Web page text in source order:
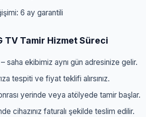
6 ay garantili
TV Tamir Hizmet Süreci
– saha ekibimiz aynı gün adresinize gelir.
tespiti ve fiyat teklifi alırsınız.
yerinde veya atölyede tamir başlar.
cihazınız faturalı şekilde teslim edilir.